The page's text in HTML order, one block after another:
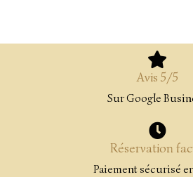
Avis 5/5
Sur Google
Réservation
Paiement sécurisé